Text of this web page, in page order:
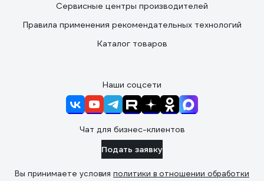
Сервисные центры производителей
Правила применения рекомендательных технологий
Каталог товаров
Наши соцсети
Чат для бизнес-клиентов
Подать заявку
Вы принимаете условия политики в отношении обработки